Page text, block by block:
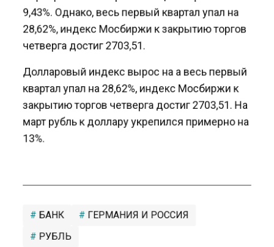
9,43%. Однако, весь первый квартал упал на
28,62%, индекс Мосбиржи к закрытию торгов
четверга достиг 2703,51.
Долларовый индекс вырос на а весь первый
квартал упал на 28,62%, индекс Мосбиржи к
закрытию торгов четверга достиг 2703,51. На
март рубль к доллару укрепился примерно на
13%.
БАНК ГЕРМАНИЯ И РОССИЯ
РУБЛЬ